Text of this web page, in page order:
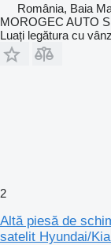
România, Baia
MOROGEC AUTO
Luați legătura cu
2
Altă piesă de
satelit Hyundai/